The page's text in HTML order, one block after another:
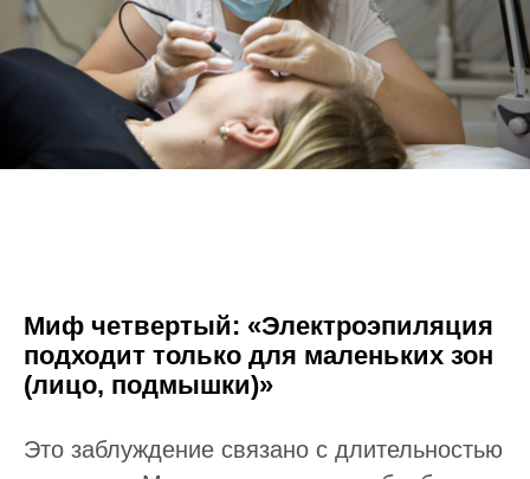
Миф четвертый: «Электроэпиляция
подходит только для маленьких зон
(лицо, подмышки)»
Это заблуждение связано с длительностью